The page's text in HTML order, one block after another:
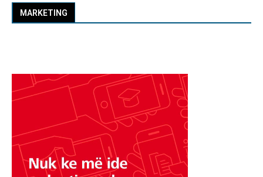
MARKETING